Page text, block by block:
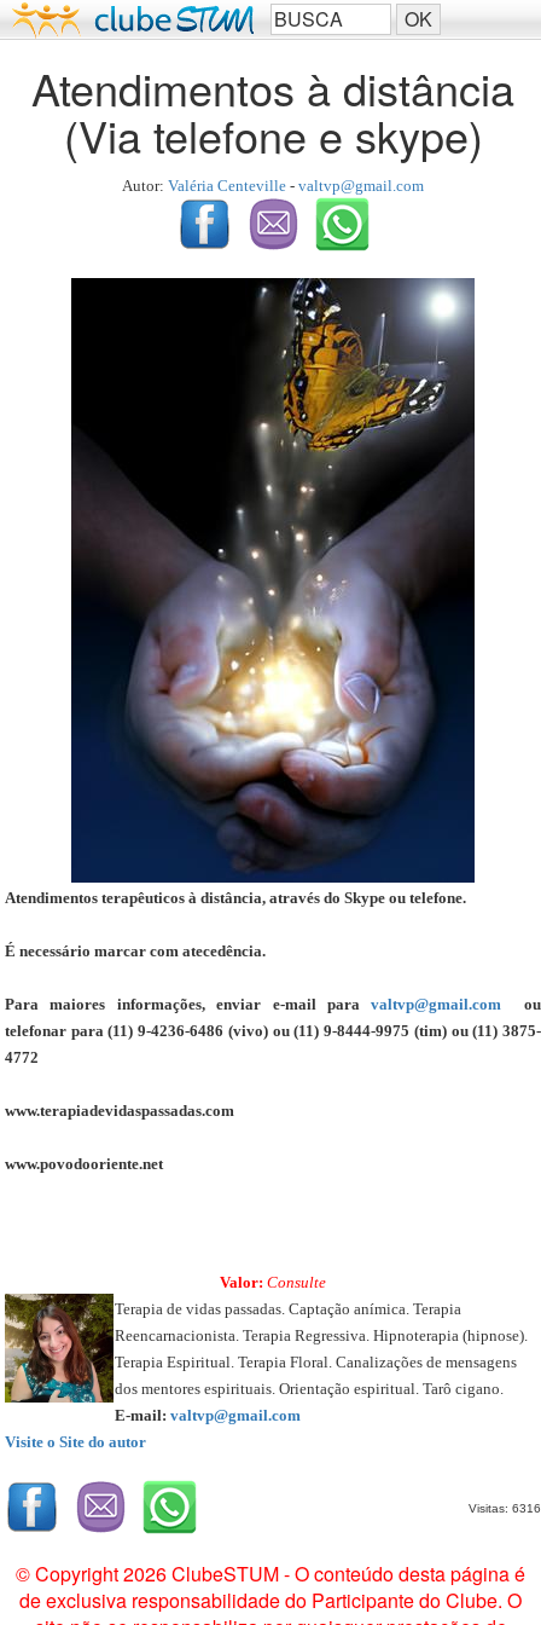
Atendimentos à distância
(Via telefone e skype)
Autor: Valéria Centeville - valtvp@gmail.com
Atendimentos terapêuticos à distância, através do Skype ou telefone.
É necessário marcar com atecedência.
Para maiores informações, enviar e-mail paravaltvp@gmail.com ou
telefonar para (11) 9-4236-6486 (vivo) ou (11) 9-8444-9975 (tim) ou (11) 3875-
4772
www.terapiadevidaspassadas.com
www.povodooriente.net
Valor: Consulte
Terapia de vidas passadas. Captação anímica. Terapia
Reencarnacionista. Terapia Regressiva. Hipnoterapia (hipnose).
Terapia Espiritual. Terapia Floral. Canalizações de mensagens
dos mentores espirituais. Orientação espiritual. Tarô cigano.
E-mail: valtvp@gmail.com
Visite o Site do autor
Visitas: 6316
© Copyright 2026 ClubeSTUM - O conteúdo desta página é
de exclusiva responsabilidade do Participante do Clube. O